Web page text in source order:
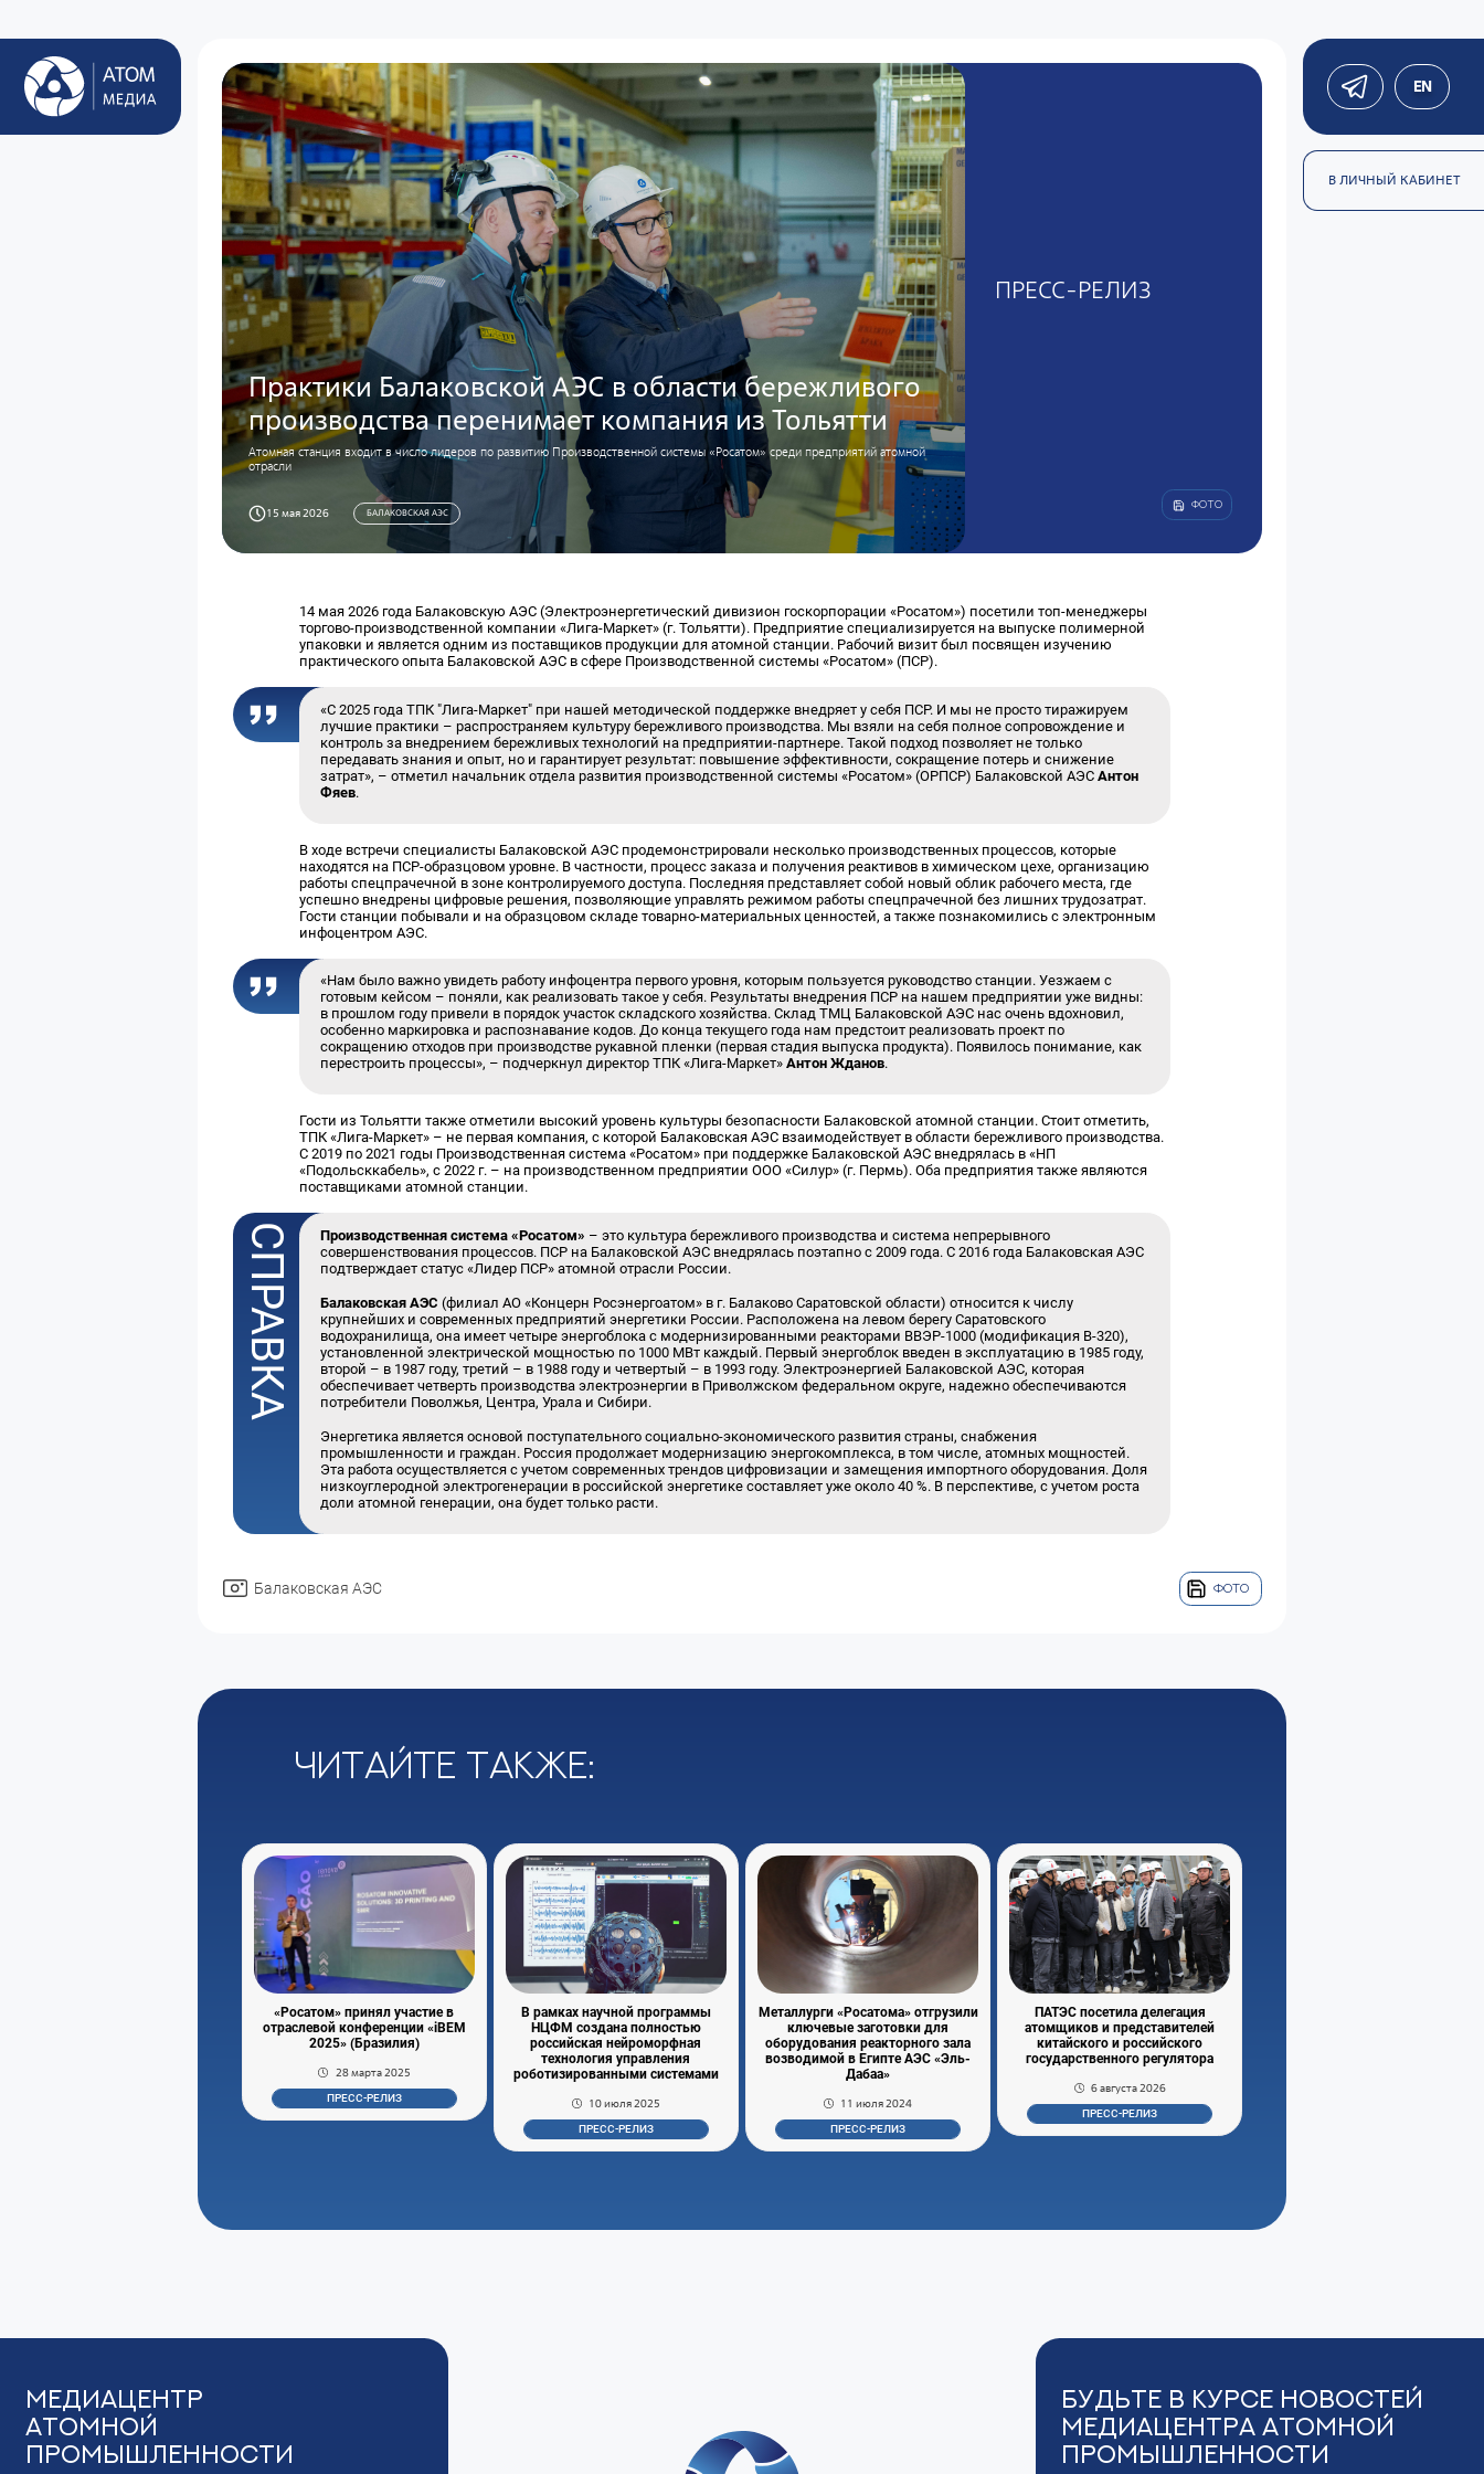
EN
В ЛИЧНЫЙ КАБИНЕТ
Практики Балаковской АЭС в области бережливого
производства перенимает компания из Тольятти
Атомная станция входит в число лидеров по развитию Производственной системы «Росатом» среди предприятий атомной
отрасли
15 мая 2026 БАЛАКОВСКАЯ АЭС
ПРЕСС-РЕЛИЗ
ФОТО
14 мая 2026 года Балаковскую АЭС (Электроэнергетический дивизион госкорпорации «Росатом») посетили топ-менеджеры
торгово-производственной компании «Лига-Маркет» (г. Тольятти). Предприятие специализируется на выпуске полимерной
упаковки и является одним из поставщиков продукции для атомной станции. Рабочий визит был посвящен изучению
практического опыта Балаковской АЭС в сфере Производственной системы «Росатом» (ПСР).
«С 2025 года ТПК "Лига-Маркет" при нашей методической поддержке внедряет у себя ПСР. И мы не просто тиражируем
лучшие практики – распространяем культуру бережливого производства. Мы взяли на себя полное сопровождение и
контроль за внедрением бережливых технологий на предприятии-партнере. Такой подход позволяет не только
передавать знания и опыт, но и гарантирует результат: повышение эффективности, сокращение потерь и снижение
затрат», – отметил начальник отдела развития производственной системы «Росатом» (ОРПСР) Балаковской АЭСАнтон
Фяев.
В ходе встречи специалисты Балаковской АЭС продемонстрировали несколько производственных процессов, которые
находятся на ПСР-образцовом уровне. В частности, процесс заказа и получения реактивов в химическом цехе, организацию
работы спецпрачечной в зоне контролируемого доступа. Последняя представляет собой новый облик рабочего места, где
успешно внедрены цифровые решения, позволяющие управлять режимом работы спецпрачечной без лишних трудозатрат.
Гости станции побывали и на образцовом складе товарно-материальных ценностей, а также познакомились с электронным
инфоцентром АЭС.
«Нам было важно увидеть работу инфоцентра первого уровня, которым пользуется руководство станции. Уезжаем с
готовым кейсом – поняли, как реализовать такое у себя. Результаты внедрения ПСР на нашем предприятии уже видны:
в прошлом году привели в порядок участок складского хозяйства. Склад ТМЦ Балаковской АЭС нас очень вдохновил,
особенно маркировка и распознавание кодов. До конца текущего года нам предстоит реализовать проект по
сокращению отходов при производстве рукавной пленки (первая стадия выпуска продукта). Появилось понимание, как
перестроить процессы», – подчеркнул директор ТПК «Лига-Маркет»Антон Жданов.
Гости из Тольятти также отметили высокий уровень культуры безопасности Балаковской атомной станции. Стоит отметить,
ТПК «Лига-Маркет» – не первая компания, с которой Балаковская АЭС взаимодействует в области бережливого производства.
С 2019 по 2021 годы Производственная система «Росатом» при поддержке Балаковской АЭС внедрялась в «НП
«Подольсккабель», с 2022 г. – на производственном предприятии ООО «Силур» (г. Пермь). Оба предприятия также являются
поставщиками атомной станции.
Производственная система «Росатом» – это культура бережливого производства и система непрерывного
совершенствования процессов. ПСР на Балаковской АЭС внедрялась поэтапно с 2009 года. С 2016 года Балаковская АЭС
подтверждает статус «Лидер ПСР» атомной отрасли России.
БалаковскаяАЭС(филиал АО «Концерн Росэнергоатом» в г. Балаково Саратовской области) относится к числу
крупнейших и современных предприятий энергетики России. Расположена на левом берегу Саратовского
водохранилища, она имеет четыре энергоблока с модернизированными реакторами ВВЭР-1000 (модификация В-320),
установленной электрической мощностью по 1000 МВт каждый. Первый энергоблок введен в эксплуатацию в 1985 году,
второй – в 1987 году, третий – в 1988 году и четвертый – в 1993 году. Электроэнергией Балаковской АЭС, которая
обеспечивает четверть производства электроэнергии в Приволжском федеральном округе, надежно обеспечиваются
потребители Поволжья, Центра, Урала и Сибири.
Энергетика является основой поступательного социально-экономического развития страны, снабжения
промышленности и граждан. Россия продолжает модернизацию энергокомплекса, в том числе, атомных мощностей.
Эта работа осуществляется с учетом современных трендов цифровизации и замещения импортного оборудования. Доля
низкоуглеродной электрогенерации в российской энергетике составляет уже около 40 %. В перспективе, с учетом роста
доли атомной генерации, она будет только расти.
Балаковская АЭС ФОТО
Читайте также:
«Росатом» принял участие в
отраслевой конференции «iBEM
2025» (Бразилия)
28 марта 2025
ПРЕСС-РЕЛИЗ
В рамках научной программы
НЦФМ создана полностью
российская нейроморфная
технология управления
роботизированными системами
10 июля 2025
ПРЕСС-РЕЛИЗ
Металлурги «Росатома» отгрузили
ключевые заготовки для
оборудования реакторного зала
возводимой в Египте АЭС «Эль-
Дабаа»
11 июля 2024
ПРЕСС-РЕЛИЗ
ПАТЭС посетила делегация
атомщиков и представителей
китайского и российского
государственного регулятора
6 августа 2026
ПРЕСС-РЕЛИЗ
Медиацентр
Атомной
Промышленности
Будьте в курсе новостей
Медиацентра Атомной
Промышленности